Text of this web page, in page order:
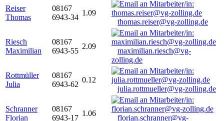
Reiser
Thomas
08167
6943-34
1.09
thomas.reiser@vg-zolling.de
Riesch
Maximilian
08167
6943-55
2.09
maximilian.riesch@vg-
zolling.de
Rottmüller
Julia
08167
6943-62
0.12
julia.rottmueller@vg-zolling.de
Schranner
Florian
08167
6943-17
1.06
florian.schranner@vg-